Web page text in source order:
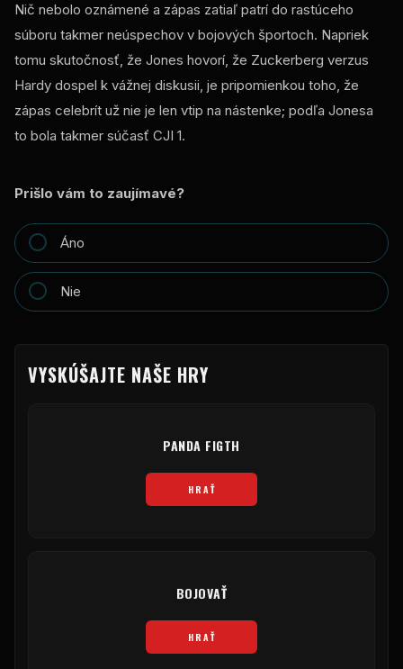
Nič nebolo oznámené a zápas zatiaľ patrí do rastúceho
súboru takmer neúspechov v bojových športoch. Napriek
tomu skutočnosť, že Jones hovorí, že Zuckerberg verzus
Hardy dospel k vážnej diskusii, je pripomienkou toho, že
zápas celebrít už nie je len vtip na nástenke; podľa Jonesa
to bola takmer súčasť CJI 1.
Prišlo vám to zaujímavé?
Áno
Nie
VYSKÚŠAJTE NAŠE HRY
PANDA FIGTH
HRAŤ
BOJOVAŤ
HRAŤ